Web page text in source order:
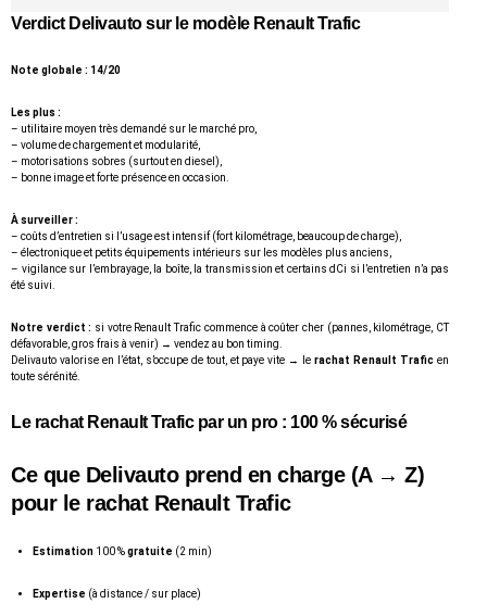
Verdict Delivauto sur le modèle Renault Trafic
Note globale : 14/20
Les plus :
– utilitaire moyen très demandé sur le marché pro,
– volume de chargement et modularité,
– motorisations sobres (surtout en diesel),
– bonne image et forte présence en occasion.
À surveiller :
– coûts d’entretien si l’usage est intensif (fort kilométrage, beaucoup de charge),
– électronique et petits équipements intérieurs sur les modèles plus anciens,
– vigilance sur l’embrayage, la boîte, la transmission et certains dCi si l’entretien n’a pas
été suivi.
Notre verdict : si votre Renault Trafic commence à coûter cher (pannes, kilométrage, CT
défavorable, gros frais à venir) → vendez au bon timing.
Delivauto valorise en l’état, s’occupe de tout, et paye vite → lerachat Renault Trafic en
toute sérénité.
Le rachat Renault Trafic par un pro : 100 % sécurisé
Ce que Delivautoprend en charge(A → Z)
pour le rachat Renault Trafic
Estimation 100 %gratuite (2 min)
Expertise (à distance / sur place)